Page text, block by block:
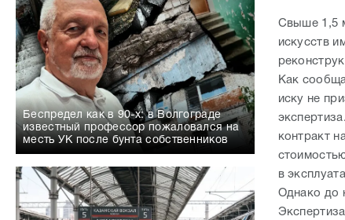
Беспредел как в 90-х: в Волгограде
известный профессор пожаловался на
месть УК после бунта собственников
Свыше 1,5
искусств
Как
иску не
контракт
в
Однако до